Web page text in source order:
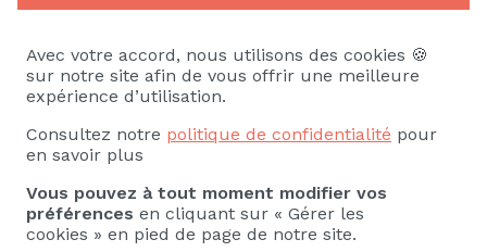
Biscuiterie-pâtisserie artisanale
(H/F)
INSTITUT DE FORMATION REGIONAL DES
INDUS
Avec votre accord, nous utilisons des cookies 🍪
sur notre site afin de vous offrir une meilleure
expérience d’utilisation.
Consultez notre politique de confidentialité pour
en savoir plus
Vous pouvez à tout moment modifier vos
préférences en cliquant sur « Gérer les
cookies » en pied de page de notre site.